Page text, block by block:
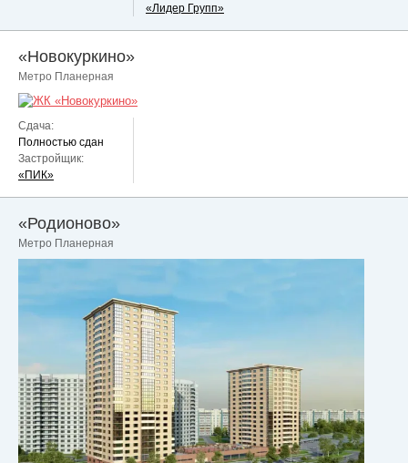
«Лидер Групп»
«Новокуркино»
Метро Планерная
Сдача:
Полностью сдан
Застройщик:
«ПИК»
«Родионово»
Метро Планерная